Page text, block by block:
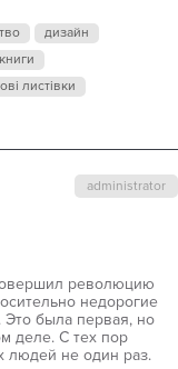
дизайн
книги
листівки
administrator
революцию
недорогие
Это была первая, но
деле. С тех пор
людей не один раз.